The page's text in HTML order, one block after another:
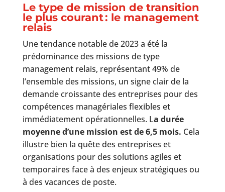
Le type de mission de transition
le plus courant : le management
relais
Une tendance notable de 2023 a été la
prédominance des missions de type
management relais, représentant 49% de
l’ensemble des missions, un signe clair de la
demande croissante des entreprises pour des
compétences managériales flexibles et
immédiatement opérationnelles. La durée
moyenne d’une mission est de 6,5 mois. Cela
illustre bien la quête des entreprises et
organisations pour des solutions agiles et
temporaires face à des enjeux stratégiques ou
à des vacances de poste.